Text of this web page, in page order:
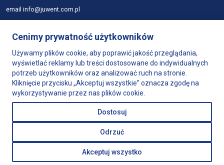
email info@juwent.com.pl
Firma
Produkty
Dobór urządzeń
Wsparcie
Sklep
Kontakt
Webtom.pl © 2023
Cenimy prywatność użytkowników
Używamy plików cookie, aby poprawić jakość przeglądania,
wyświetlać reklamy lub treści dostosowane do indywidualnych
potrzeb użytkowników oraz analizować ruch na stronie.
Kliknięcie przycisku „Akceptuj wszystkie” oznacza zgodę na
wykorzystywanie przez nas plików cookie.
Dostosuj
Odrzuć
Akceptuj wszystko